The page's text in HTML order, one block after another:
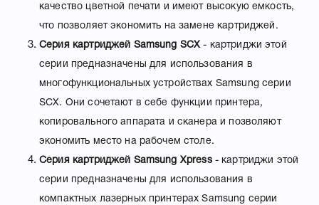
качество цветной печати и имеют высокую емкость,
что позволяет экономить на замене картриджей.
Серия картриджей Samsung SCX - картриджи этой
серии предназначены для использования в
многофункциональных устройствах Samsung серии
SCX. Они сочетают в себе функции принтера,
копировального аппарата и сканера и позволяют
экономить место на рабочем столе.
Серия картриджей Samsung Xpress- картриджи этой
серии предназначены для использования в
компактных лазерных принтерах Samsung серии